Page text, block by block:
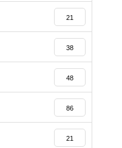
21
38
48
86
21